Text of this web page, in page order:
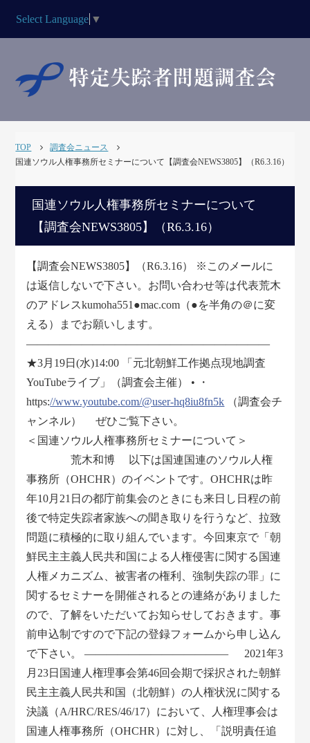
Select Language ▼
TOP
調査会ニュース
国連ソウル人権事務所セミナーについて【調査会NEWS3805】（R6.3.16）
国連ソウル人権事務所セミナーについて
【調査会NEWS3805】（R6.3.16）
【調査会NEWS3805】（R6.3.16） ※このメールに
は返信しないで下さい。お問い合わせ等は代表荒木
のアドレスkumoha551●mac.com（●を半角の＠に変
える）までお願いします。
――――――――――――――――――――――
★3月19日(水)14:00 「元北朝鮮工作拠点現地調査
YouTubeライブ」（調査会主催） • ・
https://www.youtube.com/@user-hq8iu8fn5k （調査会チ
ャンネル） ぜひご覧下さい。
＜国連ソウル人権事務所セミナーについて＞
荒木和博 以下は国連国連のソウル人権
事務所（OHCHR）のイベントです。OHCHRは昨
年10月21日の都庁前集会のときにも来日し日程の前
後で特定失踪者家族への聞き取りを行うなど、拉致
問題に積極的に取り組んでいます。今回東京で「朝
鮮民主主義人民共和国による人権侵害に関する国連
人権メカニズム、被害者の権利、強制失踪の罪」に
関するセミナーを開催されるとの連絡がありました
ので、了解をいただいてお知らせしておきます。事
前申込制ですので下記の登録フォームから申し込ん
で下さい。 ――――――――――――― 2021年3
月23日国連人権理事会第46回会期で採択された朝鮮
民主主義人民共和国（北朝鮮）の人権状況に関する
決議（A/HRC/RES/46/17）において、人権理事会は
国連人権事務所（OHCHR）に対し、「説明責任追